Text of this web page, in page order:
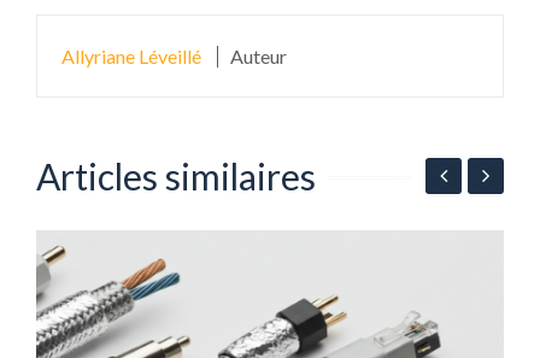
Allyriane Léveillé Auteur
Articles similaires